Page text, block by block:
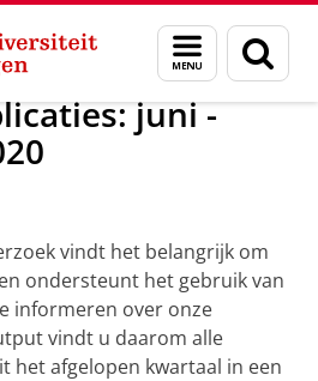
Menu
en
zoeken
Nieuwsberichten
juni -
vindt het belangrijk om
ondersteunt het gebruik van
informeren over onze
vindt u daarom alle
het afgelopen kwartaal in een